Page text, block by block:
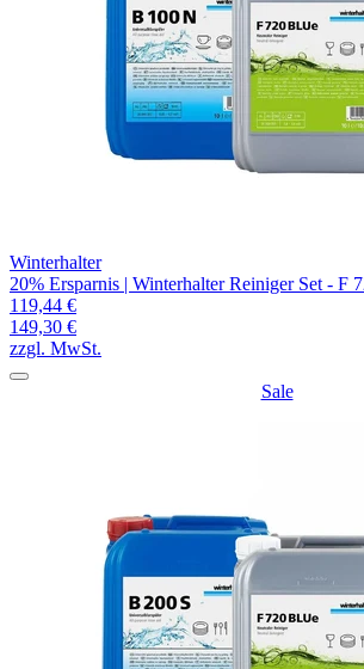
Winterhalter
20% Ersparnis | Winterhalter Reiniger Set - F
119,44 €
149,30 €
zzgl. MwSt.
Sale